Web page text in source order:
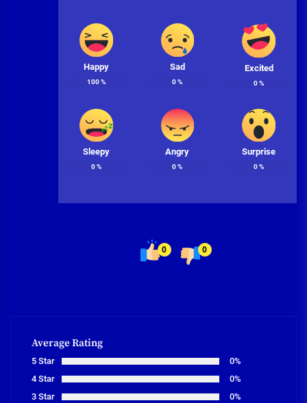
Happy
100%
Sad
0%
Excited
0%
Sleepy
0%
Angry
0%
Surprise
0%
0 0
Average Rating
5 Star
0%
4 Star
0%
3 Star
0%